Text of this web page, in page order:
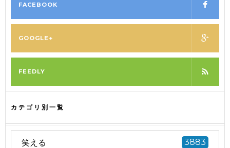
FACEBOOK
GOOGLE+
FEEDLY
カテゴリ別一覧
笑える 3883